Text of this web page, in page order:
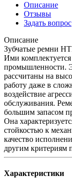
Описание
Отзывы
Задать вопрос
Описание
Зубчатые ремни
Ими
промышленности.
рассчитаны на
работу даже в
воздействие
обслуживания.
большим запасом
Она
стойкостью к
качество
другим критериям
Характеристики